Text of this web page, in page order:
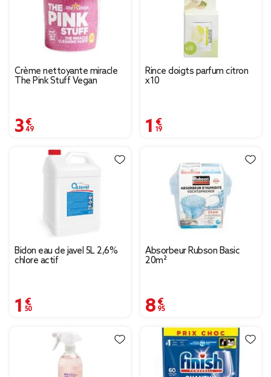
Crème nettoyante miracle
The Pink Stuff Vegan
3,49 €
Rince doigts parfum citron
x10
1,19 €
Bidon eau de javel 5L 2,6%
chlore actif
1,50 €
Absorbeur Rubson Basic
20m²
8,95 €